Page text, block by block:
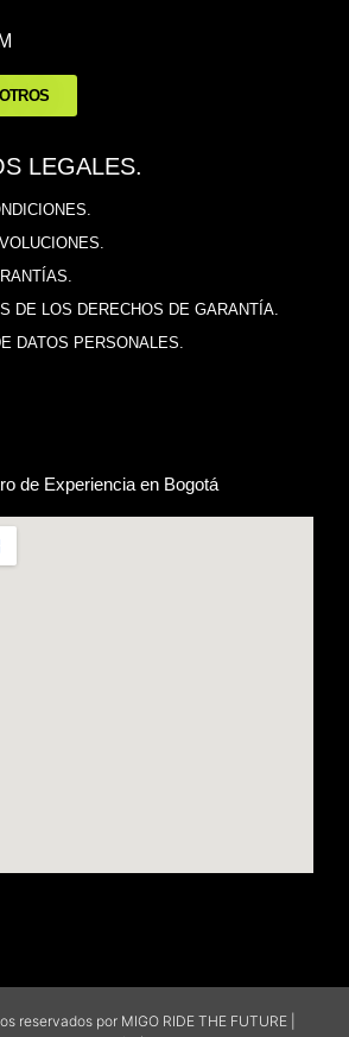
LEGALES.
DE LOS DERECHOS DE GARANTÍA.
DATOS PERSONALES.
de Experiencia en Bogotá
reservados por MIGO RIDE THE FUTURE |